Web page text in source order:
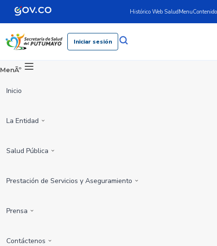
Histórico Web SaludMenuContenido
Iniciar sesión
MenÃº
Inicio
La Entidad
Salud Pública
Prestación de Servicios y Aseguramiento
Prensa
Contáctenos